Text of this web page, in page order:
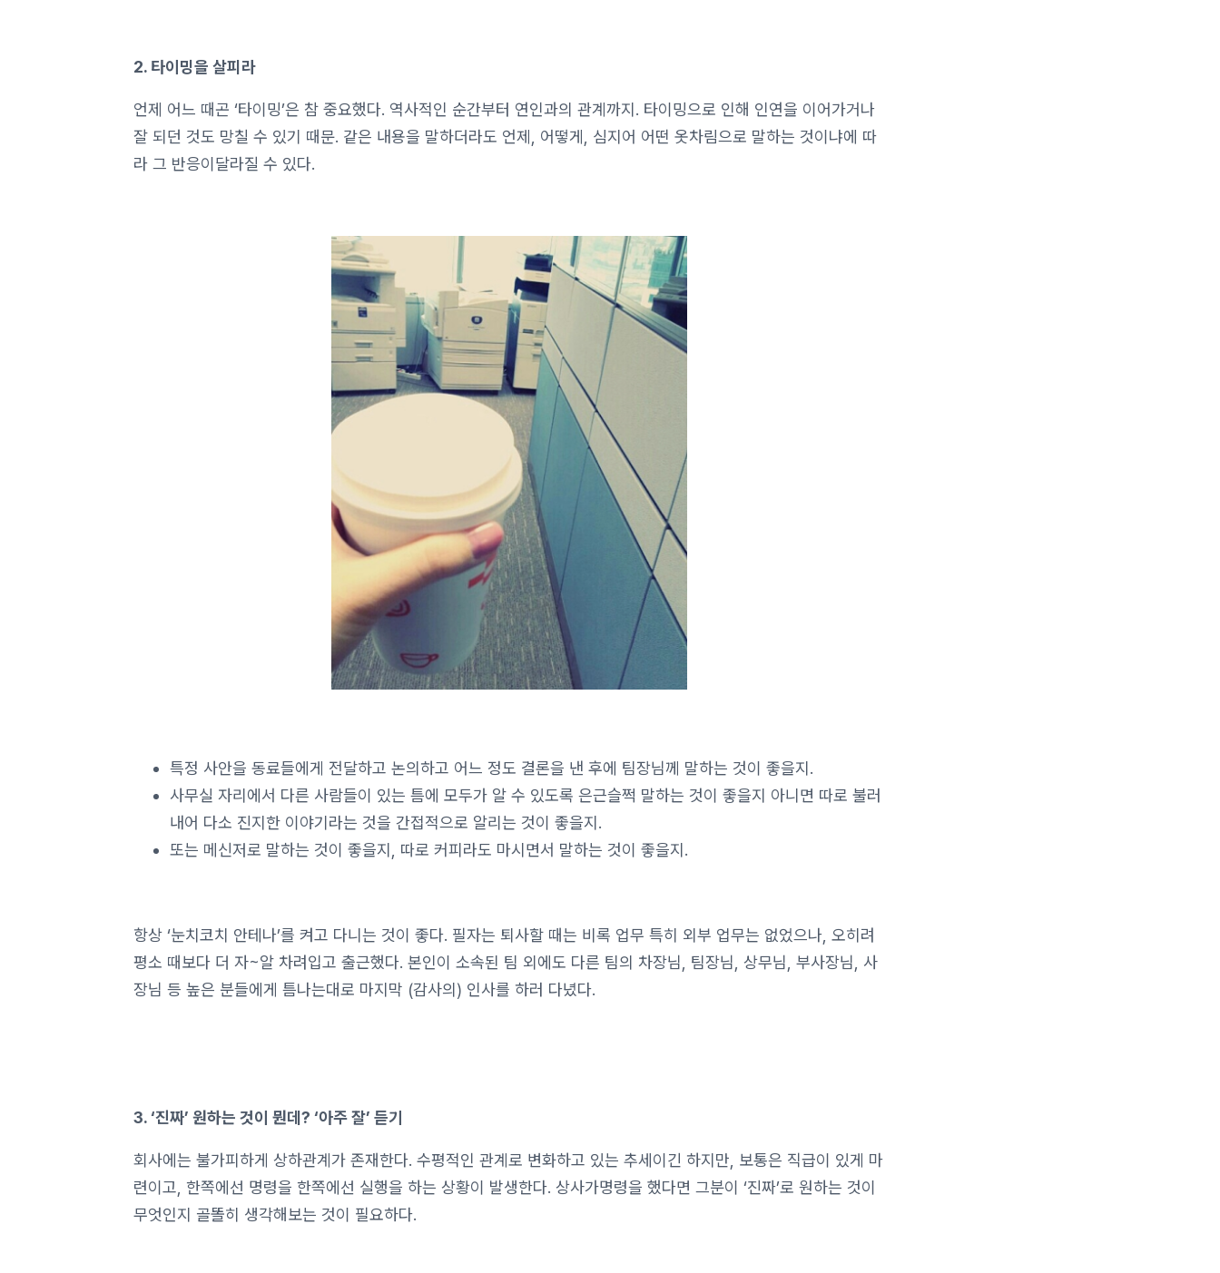
2. 타이밍을 살피라
언제 어느 때곤 ‘타이밍’은 참 중요했다. 역사적인 순간부터 연인과의 관계까지. 타이밍으로 인해 인연을 이어가거나
잘 되던 것도 망칠 수 있기 때문. 같은 내용을 말하더라도 언제, 어떻게, 심지어 어떤 옷차림으로 말하는 것이냐에 따
라 그 반응이달라질 수 있다.
특정 사안을 동료들에게 전달하고 논의하고 어느 정도 결론을 낸 후에 팀장님께 말하는 것이 좋을지.
사무실 자리에서 다른 사람들이 있는 틈에 모두가 알 수 있도록 은근슬쩍 말하는 것이 좋을지 아니면 따로 불러
내어 다소 진지한 이야기라는 것을 간접적으로 알리는 것이 좋을지.
또는 메신저로 말하는 것이 좋을지, 따로 커피라도 마시면서 말하는 것이 좋을지.
항상 ‘눈치코치 안테나’를 켜고 다니는 것이 좋다. 필자는 퇴사할 때는 비록 업무 특히 외부 업무는 없었으나, 오히려
평소 때보다 더 자~알 차려입고 출근했다. 본인이 소속된 팀 외에도 다른 팀의 차장님, 팀장님, 상무님, 부사장님, 사
장님 등 높은 분들에게 틈나는대로 마지막 (감사의) 인사를 하러 다녔다.
3. ‘진짜’ 원하는 것이 뭔데? ‘아주 잘’ 듣기
회사에는 불가피하게 상하관계가 존재한다. 수평적인 관계로 변화하고 있는 추세이긴 하지만, 보통은 직급이 있게 마
련이고, 한쪽에선 명령을 한쪽에선 실행을 하는 상황이 발생한다. 상사가명령을 했다면 그분이 ‘진짜’로 원하는 것이
무엇인지 골똘히 생각해보는 것이 필요하다.